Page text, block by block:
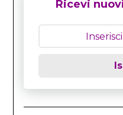
Ricevi